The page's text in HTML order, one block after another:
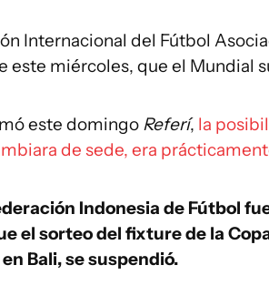
Internacional del Fútbol
este miércoles, que el Mundial
este domingo Referí, la
de sede, era
Indonesia de Fútbol
el sorteo del fixture de la
Bali, se suspendió.